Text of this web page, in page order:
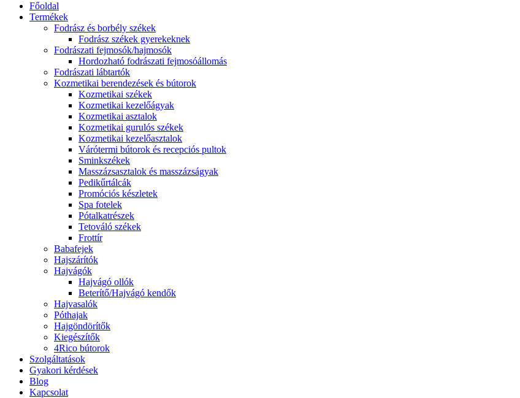
Főoldal
Termékek
Fodrász és borbély székek
Fodrász székek gyerekeknek
Fodrászati fejmosók/hajmosók
Hordozható fodrászati fejmosóállomás
Fodrászati lábtartók
Kozmetikai berendezések és bútorok
Kozmetikai székek
Kozmetikai kezelőágyak
Kozmetikai asztalok
Kozmetikai gurulós székek
Kozmetikai kezelőasztalok
Várótermi bútorok és recepciós pultok
Sminkszékek
Masszázsasztalok és masszázságyak
Pedikűrtálcák
Promóciós készletek
Spa fotelek
Pótalkatrészek
Tetováló székek
Frottír
Babafejek
Hajszárítók
Hajvágók
Hajvágó ollók
Beterítő/Hajvágó kendők
Hajvasalók
Póthajak
Hajgöndörítők
Kiegészítők
4Rico bútorok
Szolgáltatások
Gyakori kérdések
Blog
Kapcsolat